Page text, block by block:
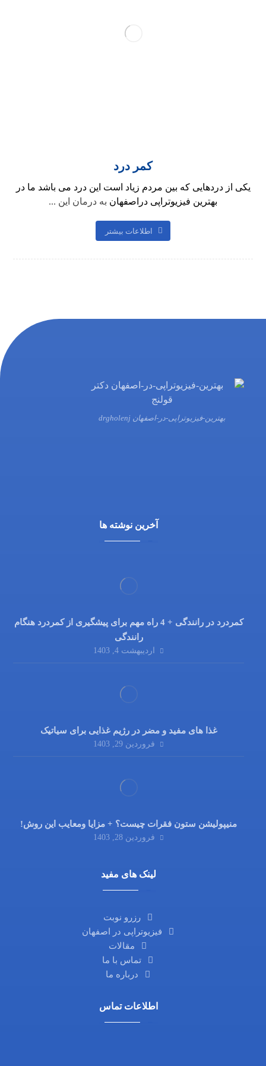
کمر درد
یکی از دردهایی که بین مردم زیاد است این درد می باشد ما در
بهترین فیزیوتراپی دراصفهان به درمان این ...
اطلاعات بیشتر
بهترین-فیزیوتراپی-در-اصفهان drgholenj
آخرین نوشته ها
کمردرد در رانندگی + 4 راه مهم برای پیشگیری از کمردرد هنگام
رانندگی
اردیبهشت 4, 1403
غذا های مفید و مضر در رژیم غذایی برای سیاتیک
فروردین 29, 1403
منیپولیشن ستون فقرات چیست؟ + مزایا ومعایب این روش!
فروردین 28, 1403
لینک های مفید
رزرو نوبت
فیزیوتراپی در اصفهان
مقالات
تماس با ما
درباره ما
اطلاعات تماس